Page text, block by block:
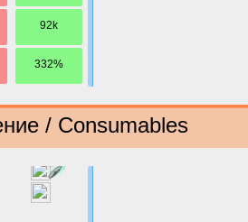
92k
332%
/ Consumables